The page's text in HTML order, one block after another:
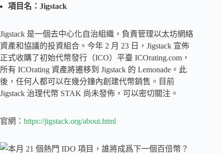
項目名：Jigstack
Jigstack 是一個去中心化自治組織，負責管理以太坊網絡
資產和協議的投資組合。今年 2 月 23 日，Jigstack 宣佈
正式收購了初始代幣發行（ICO）平臺 ICOrating.com，
所有 ICOrating 資產將遷移到 Jigstack 的 Lemonade。此
後，任何人都可以在幾分鐘內創建代幣銷售。目前
Jigstack 治理代幣 STAK 尚未發佈，可以密切關注。
官網： https://jigstack.org/about.html